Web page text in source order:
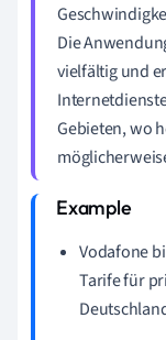
Die
vielfältig und
Gebieten, wo
Vodafone
Tarife für